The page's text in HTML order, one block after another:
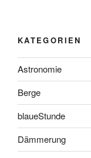
KATEGORIEN
Astronomie
Berge
blaueStunde
Dämmerung